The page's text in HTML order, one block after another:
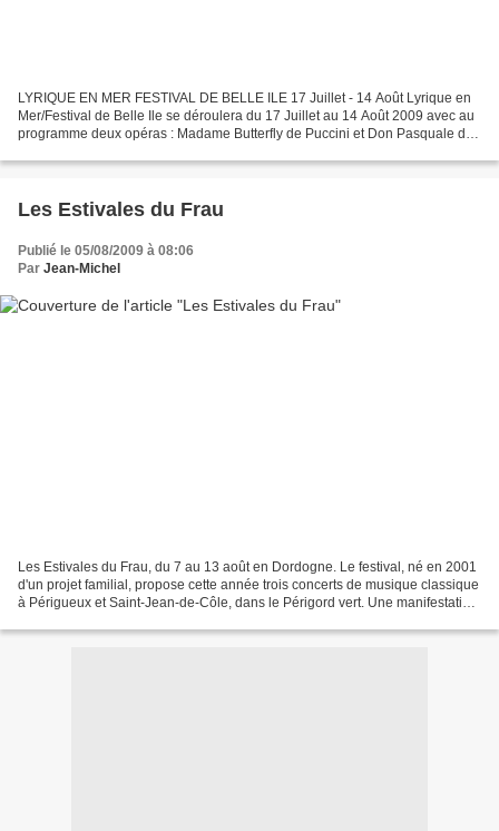
LYRIQUE EN MER FESTIVAL DE BELLE ILE 17 Juillet - 14 Août Lyrique en
Mer/Festival de Belle Ile se déroulera du 17 Juillet au 14 Août 2009 avec au
programme deux opéras : Madame Butterfly de Puccini et Don Pasquale de
Les Estivales du Frau
Publié le 05/08/2009 à 08:06
Par Jean-Michel
Les Estivales du Frau, du 7 au 13 août en Dordogne. Le festival, né en 2001
d'un projet familial, propose cette année trois concerts de musique classique
à Périgueux et Saint-Jean-de-Côle, dans le Périgord vert. Une manifestation